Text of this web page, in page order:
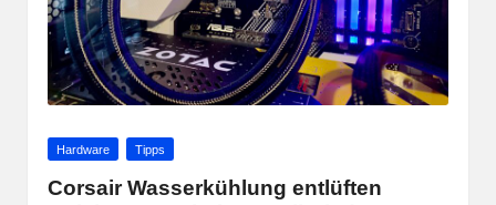
Posted
Hardware Tipps
Corsair Wasserkühlung entlüften